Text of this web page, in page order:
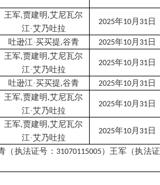
王军,贾建明 ,艾尼瓦尔
江·艾乃吐拉
2025年10月 31日
吐逊江·买买提,谷青 2025年10月 31日
王军,贾建明 ,艾尼瓦尔
江·艾乃吐拉
2025年10月 31日
吐逊江·买买提,谷青 2025年10月 31日
王军,贾建明 ,艾尼瓦尔
江·艾乃吐拉
2025年10月 31日
王军,贾建明 ,艾尼瓦尔
江·艾乃吐拉
2025年10月 31日
（执法证号： 31070115005）王军（执法证